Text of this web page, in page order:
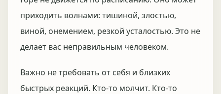
приходить волнами: тишиной, злостью,
виной, онемением, резкой усталостью. Это не
делает вас неправильным человеком.
Важно не требовать от себя и близких
быстрых реакций. Кто-то молчит. Кто-то